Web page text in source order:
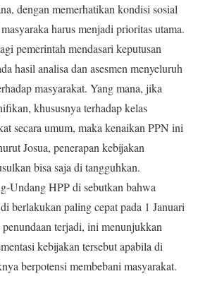
dengan memerhatikan kondisi sosial
harus menjadi prioritas utama.
pemerintah mendasari keputusan
hasil analisa dan asesmen menyeluruh
masyarakat. Yang mana, jika
khususnya terhadap kelas
secara umum, maka kenaikan PPN ini
Josua, penerapan kebijakan
bisa saja di tangguhkan.
Undang HPP di sebutkan bahwa
berlakukan paling cepat pada 1 Januari
terjadi, ini menunjukkan
kebijakan tersebut apabila di
berpotensi membebani masyarakat.